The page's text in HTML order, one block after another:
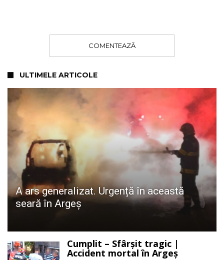
COMENTEAZĂ
ULTIMELE ARTICOLE
A ars generalizat. Urgență în această
seară în Argeș
Cumplit – Sfârșit tragic |
Accident mortal în Argeș